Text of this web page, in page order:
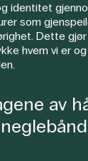
identitet
som
Dette
hvem vi er og
av